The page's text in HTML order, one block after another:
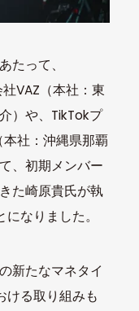
たって、
VAZ（本社：東
）や、TikTokプ
本社：沖縄県那覇
、初期メンバー
た崎原貴氏が執
なりました。
新たなマネタイ
ける取り組みも